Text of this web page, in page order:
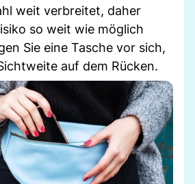
weit verbreitet, daher
so weit wie möglich
Sie eine Tasche vor sich,
auf dem Rücken.